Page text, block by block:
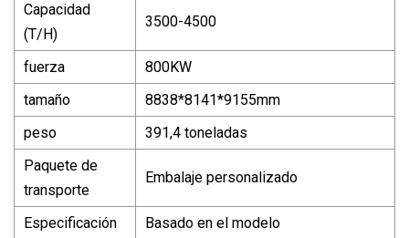
Capacidad
(T/H)
3500-4500
fuerza
800KW
tamaño
8838*8141*9155mm
peso
391,4 toneladas
Paquete de
transporte
Embalaje personalizado
Especificación
Basado en el modelo